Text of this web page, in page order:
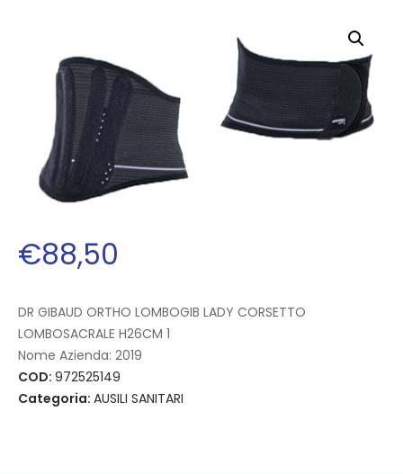
€88,50
DR GIBAUD ORTHO LOMBOGIB LADY CORSETTO
LOMBOSACRALE H26CM 1
Nome Azienda: 2019
COD: 972525149
Categoria: AUSILI SANITARI